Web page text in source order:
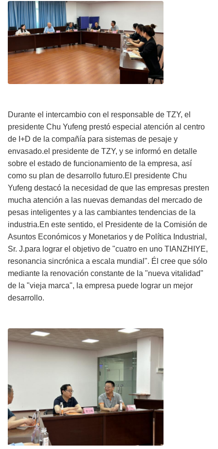
Durante el intercambio con el responsable de TZY, el
presidente Chu Yufeng prestó especial atención al centro
de I+D de la compañía para sistemas de pesaje y
envasado.el presidente de TZY, y se informó en detalle
sobre el estado de funcionamiento de la empresa, así
como su plan de desarrollo futuro.El presidente Chu
Yufeng destacó la necesidad de que las empresas presten
mucha atención a las nuevas demandas del mercado de
pesas inteligentes y a las cambiantes tendencias de la
industria.En este sentido, el Presidente de la Comisión de
Asuntos Económicos y Monetarios y de Política Industrial,
Sr. J.para lograr el objetivo de "cuatro en uno TIANZHIYE,
resonancia sincrónica a escala mundial". Él cree que sólo
mediante la renovación constante de la "nueva vitalidad"
de la "vieja marca", la empresa puede lograr un mejor
desarrollo.